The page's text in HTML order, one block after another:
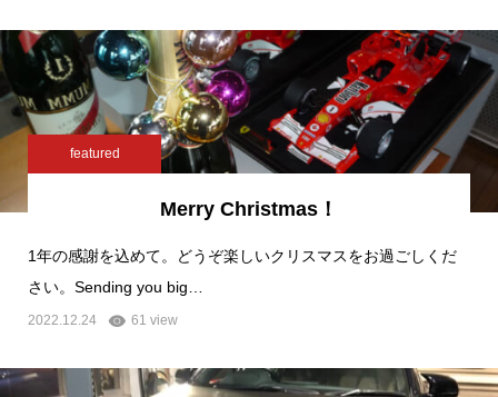
featured
Merry Christmas！
1年の感謝を込めて。どうぞ楽しいクリスマスをお過ごしくだ
さい。Sending you big…
2022.12.24 61 view